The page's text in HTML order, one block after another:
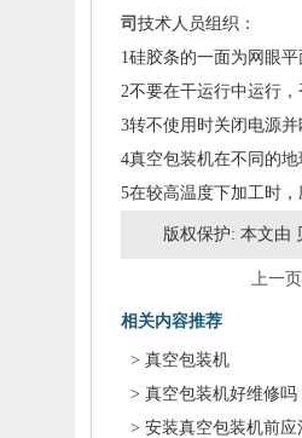
司 技术人员组织：
1硅胶条的一面为网眼
2不要在干运行中运行
3转不使用时关闭电源
4真空包装机在不同的
5在较高温度下加工时
版权保护: 本文由
上一
相关内容推荐
> 真空包装机
> 真空包装机好维修吗
> 安装真空包装机前